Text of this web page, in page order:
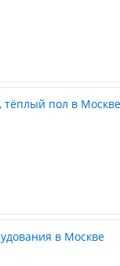
пол в Москве,
в Москве